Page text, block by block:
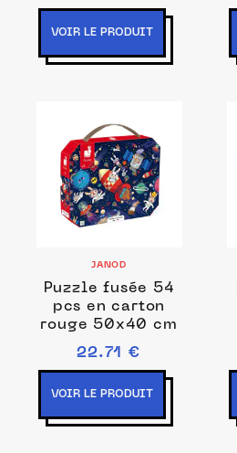
VOIR LE PRODUIT
JANOD
Puzzle fusée 54
pcs en carton
rouge 50x40 cm
22.71 €
VOIR LE PRODUIT